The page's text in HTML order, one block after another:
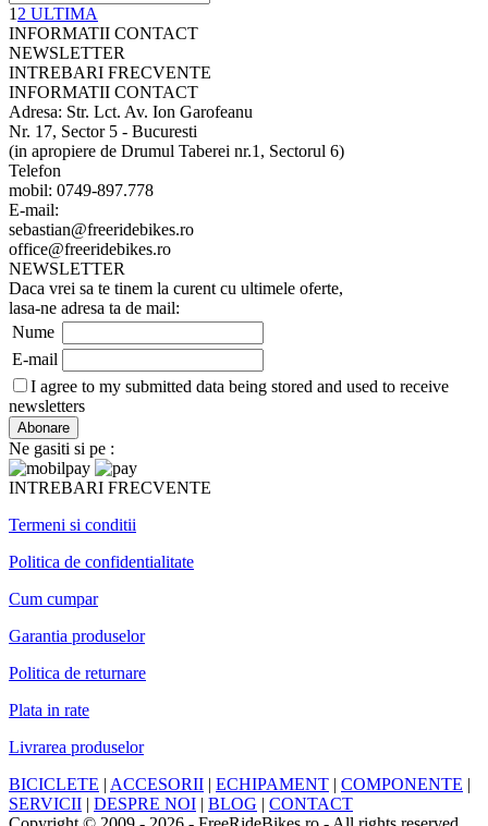
1 2 ULTIMA
INFORMATII CONTACT
NEWSLETTER
INTREBARI FRECVENTE
INFORMATII CONTACT
Adresa: Str. Lct. Av. Ion Garofeanu
Nr. 17, Sector 5 - Bucuresti
(in apropiere de Drumul Taberei nr.1, Sectorul 6)
Telefon
mobil: 0749-897.778
E-mail:
sebastian@freeridebikes.ro
office@freeridebikes.ro
NEWSLETTER
Daca vrei sa te tinem la curent cu ultimele oferte,
lasa-ne adresa ta de mail:
Nume
E-mail
I agree to my submitted data being stored and used to receive
newsletters
Ne gasiti si pe :
INTREBARI FRECVENTE
Termeni si conditii
Politica de confidentialitate
Cum cumpar
Garantia produselor
Politica de returnare
Plata in rate
Livrarea produselor
BICICLETE | ACCESORII | ECHIPAMENT | COMPONENTE |
SERVICII | DESPRE NOI | BLOG | CONTACT